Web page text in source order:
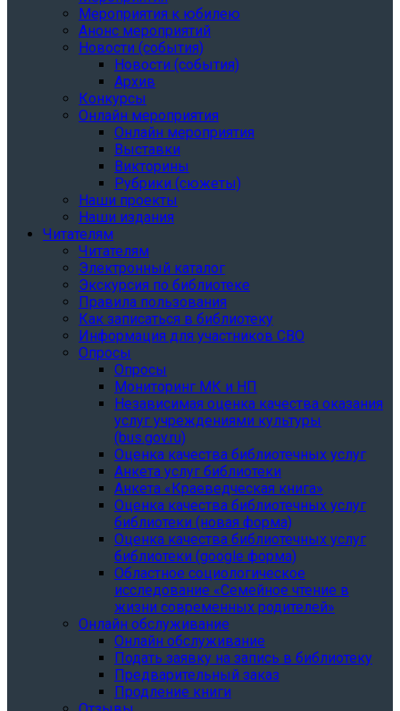
Мероприятия к юбилею
Анонс мероприятий
Новости (события)
Новости (события)
Архив
Конкурсы
Онлайн мероприятия
Онлайн мероприятия
Выставки
Викторины
Рубрики (сюжеты)
Наши проекты
Наши издания
Читателям
Читателям
Электронный каталог
Экскурсия по библиотеке
Правила пользования
Как записаться в библиотеку
Информация для участников СВО
Опросы
Опросы
Мониторинг МК и НП
Независимая оценка качества оказания
услуг учреждениями культуры
(bus.gov.ru)
Оценка качества библиотечных услуг
Анкета услуг библиотеки
Анкета «Краеведческая книга»
Oценка качества библиотечных услуг
библиотеки (новая форма)
Oценка качества библиотечных услуг
библиотеки (google форма)
Областное социологическое
исследование «Семейное чтение в
жизни современных родителей»
Онлайн обслуживание
Онлайн обслуживание
Подать заявку на запись в библиотеку
Предварительный заказ
Продление книги